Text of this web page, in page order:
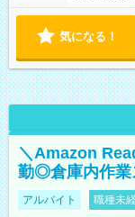
気になる！
＼Amazon
勤◎倉庫内作業
アルバイト 職種未